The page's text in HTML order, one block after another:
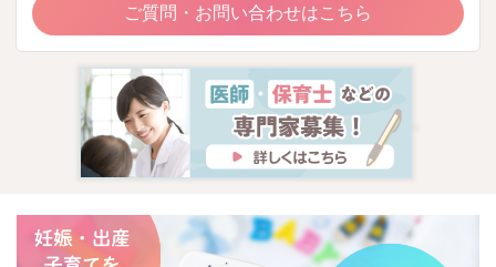
ご質問・お問い合わせはこちら